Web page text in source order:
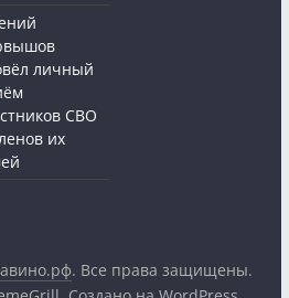
личный
СВО
их
. Все права защищены.